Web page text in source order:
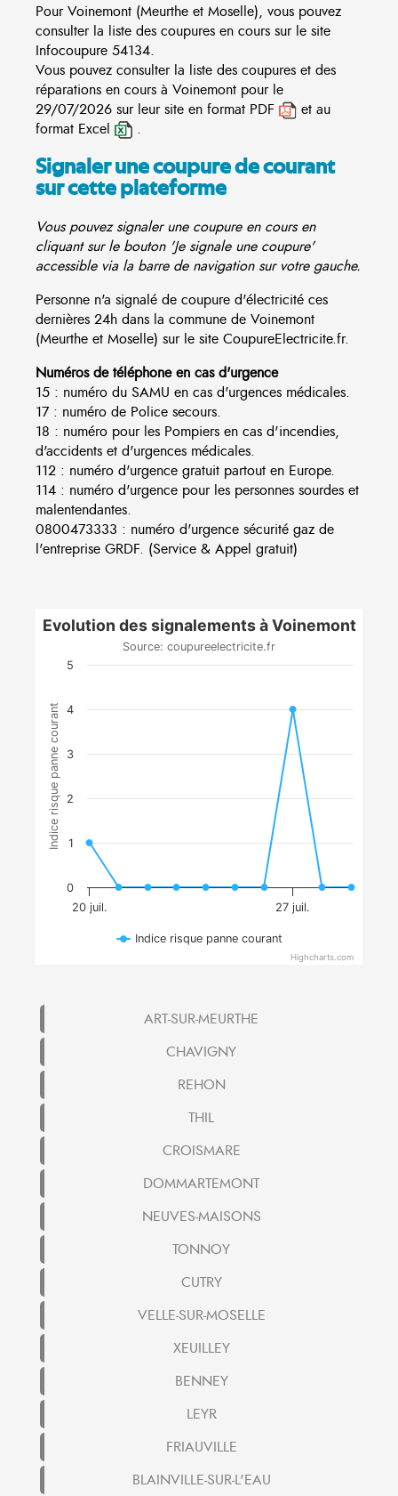
Pour Voinemont (Meurthe et Moselle), vous pouvez
consulter la liste des coupures en cours sur le site
Infocoupure 54134.
Vous pouvez consulter la liste des coupures et des
réparations en cours à Voinemont pour le
29/07/2026 sur leur site en format PDF
et au
format Excel
.
Signaler une coupure de courant
sur cette plateforme
Vous pouvez signaler une coupure en cours en
cliquant sur le bouton 'Je signale une coupure'
accessible via la barre de navigation sur votre gauche.
Personne n'a signalé de coupure d'électricité ces
dernières 24h dans la commune de Voinemont
(Meurthe et Moselle) sur le site CoupureElectricite.fr.
Numéros de téléphone en cas d'urgence
15 : numéro du SAMU en cas d'urgences médicales.
17 : numéro de Police secours.
18 : numéro pour les Pompiers en cas d'incendies,
d'accidents et d'urgences médicales.
112 : numéro d'urgence gratuit partout en Europe.
114 : numéro d'urgence pour les personnes sourdes et
malentendantes.
0800473333 : numéro d'urgence sécurité gaz de
l'entreprise GRDF. (Service & Appel gratuit)
Indice risque panne courant
Evolution des signalements à Voinemont
Source: coupureelectricite.fr
20 juil. 27 juil.
0
1
2
3
4
5
Indice risque panne courant
Highcharts.com
ART-SUR-MEURTHE
CHAVIGNY
REHON
THIL
CROISMARE
DOMMARTEMONT
NEUVES-MAISONS
TONNOY
CUTRY
VELLE-SUR-MOSELLE
XEUILLEY
BENNEY
LEYR
FRIAUVILLE
BLAINVILLE-SUR-L'EAU